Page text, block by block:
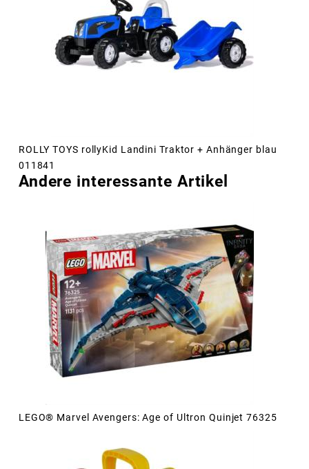
ROLLY TOYS rollyKid Landini Traktor + Anhänger blau
011841
Andere interessante Artikel
LEGO® Marvel Avengers: Age of Ultron Quinjet 76325